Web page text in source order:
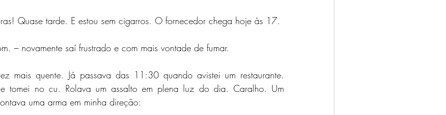
Quase tarde. E estou sem cigarros. O fornecedor chega hoje às 17.
– novamente saí frustrado e com mais vontade de fumar.
mais quente. Já passava das 11:30 quando avistei um restaurante.
e tomei no cu. Rolava um assalto em plena luz do dia. Caralho. Um
uma arma em minha direção: